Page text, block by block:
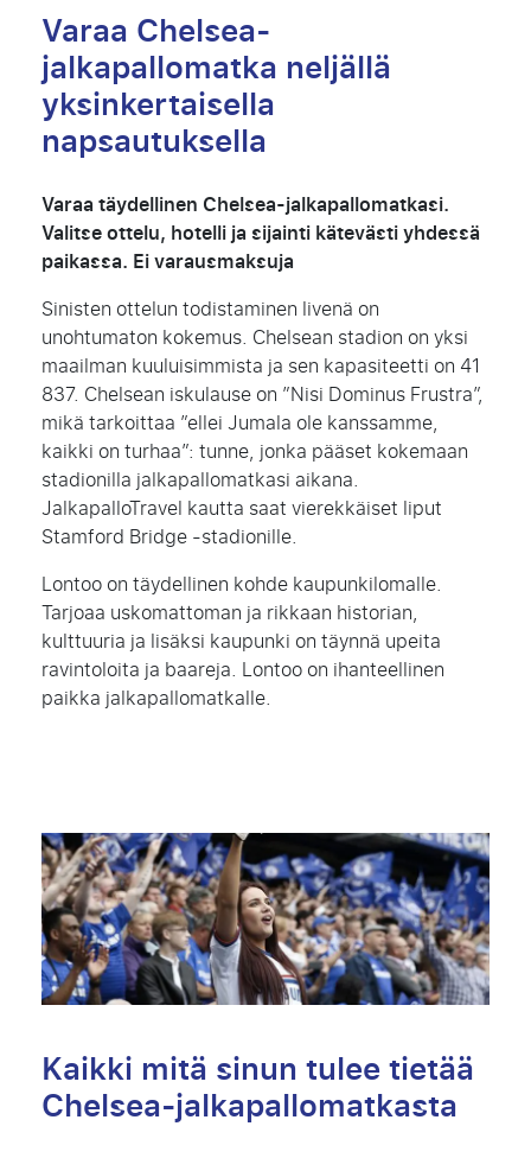
Varaa Chelsea-
jalkapallomatka neljällä
yksinkertaisella
napsautuksella
Varaa täydellinen Chelsea-jalkapallomatkasi.
Valitse ottelu, hotelli ja sijainti kätevästi yhdessä
paikassa. Ei varausmaksuja
Sinisten ottelun todistaminen livenä on
unohtumaton kokemus. Chelsean stadion on yksi
maailman kuuluisimmista ja sen kapasiteetti on 41
837. Chelsean iskulause on ”Nisi Dominus Frustra”,
mikä tarkoittaa ”ellei Jumala ole kanssamme,
kaikki on turhaa”: tunne,jonka pääset kokemaan
stadionilla jalkapallomatkasi aikana.
JalkapalloTravel kautta saat vierekkäiset liput
Stamford Bridge -stadionille.
Lontoo on täydellinen kohde kaupunkilomalle.
Tarjoaa uskomattoman ja rikkaan historian,
kulttuuria ja lisäksi kaupunki on täynnä upeita
ravintoloita ja baareja. Lontoo on ihanteellinen
paikka jalkapallomatkalle.
Kaikki mitä sinun tulee tietää
Chelsea-jalkapallomatkasta